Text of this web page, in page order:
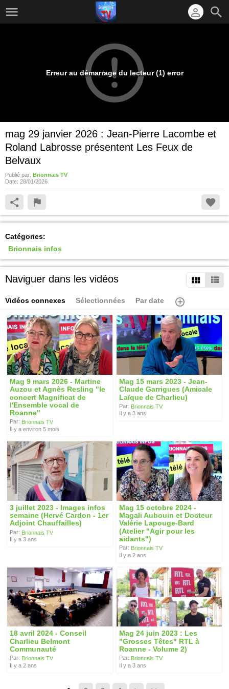
Erreur au démarrage du lecteur (1) error
mag 29 janvier 2026 : Jean-Pierre Lacombe et
Roland Labrosse présentent Les Feux de
Belvaux
Publié par: Brionnais TV
Date: 28/01/2026
Catégories:
Brionnais infos
Naviguer dans les vidéos
Vidéos connexes Sélectionnées Par date
Mag 9 mars 2026 - Martine
Auzou et Agnès Resling "le
concert Magnificat de
l'Ensemble vocal de
Roanne"
Par: Brionnais TV
Il y a environ 5 mois
Mag 15 mars 2023 - Jean-
Claude Garrigues (Amicale
Laïque de Charlieu)
Par: Brionnais TV
Il y a 3 ans
3 juillet 2023 - Images infos
semaine (Hervé Cardon - 1er
Adjoint Chauffailles)
Par: Brionnais TV
Il y a 3 ans
Mag 15 octobre 2024 -
Magali Aubouin et Docteur
Valérie Lapouge-Bard
(Atelier "Agir pour les
aidants")
Par: Brionnais TV
Il y a 2 ans
18 avril 2024 - Conseil
Charlieu Belmont
Communauté
Par: Brionnais TV
Il y a 2 ans
Mag 24 juin 2023 : Les
"Grosses Têtes" RTL à
Roanne - Volume 2)
Par: Brionnais TV
Il y a 3 ans